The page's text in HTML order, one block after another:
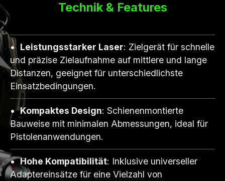
Technik & Features
Leistungsstarker Laser: Zielgerät für schnelle
und präzise Zielaufnahme auf mittlere und lange
Distanzen, geeignet für unterschiedlichste
Einsatzbedingungen.
Kompaktes Design: Schienenmontierte
Bauweise mit minimalen Abmessungen, ideal für
Pistolenanwendungen.
Hohe Kompatibilität: Inklusive universeller
Adaptereinsätze für eine Vielzahl von